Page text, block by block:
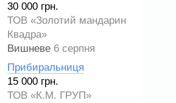
30 000 грн.
ТОВ «Золотий мандарин
Квадра»
Вишневе 6 серпня
Прибиральниця
15 000 грн.
ТОВ «К.М. ГРУП»